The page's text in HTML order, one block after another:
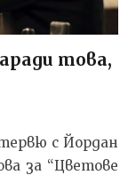
това,
с Йордан
за “Цветове